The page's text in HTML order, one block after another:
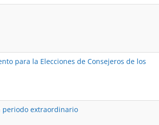
para la Elecciones de Consejeros de los
periodo extraordinario